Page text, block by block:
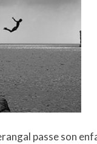
passe son